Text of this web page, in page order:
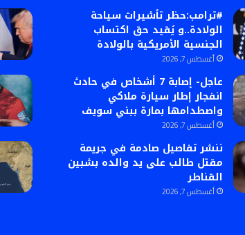
#ترامب:حظر تأشيرات سياحة
الولادة..و يُقيد حق اكتساب
الجنسية الأمريكية بالولادة
أغسطس 7, 2026
عاجل- إصابة 7 أشخاص في حادث
انفجار إطار سيارة ملاكي
واصطدامها بمارة ببني سويف
أغسطس 7, 2026
ننشر تفاصيل صادمة في جريمة
مقتل طالب على يد والده بشبين
القناطر
أغسطس 7, 2026